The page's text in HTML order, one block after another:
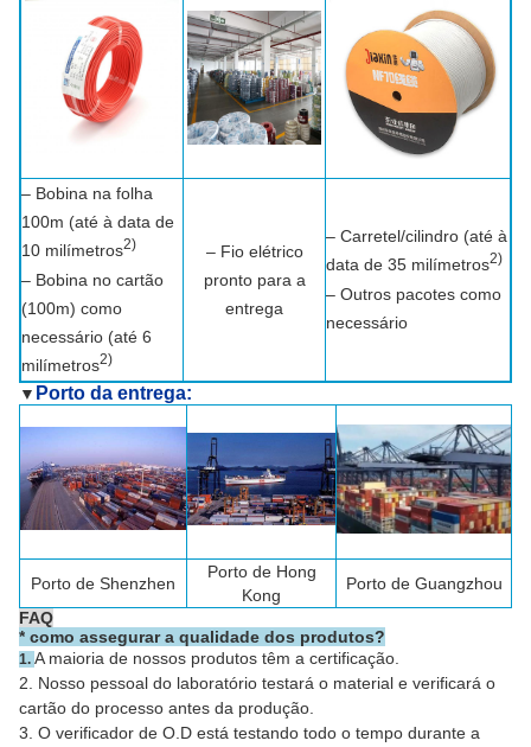
– Bobina na folha
100m (até à data de
10 milímetros2)
– Bobina no cartão
(100m) como
necessário (até 6
milímetros2)
– Fio elétrico
pronto para a
entrega
– Carretel/cilindro (até à
data de 35 milímetros2)
– Outros pacotes como
necessário
▼ Porto da entrega:
Porto de Shenzhen
Porto de Hong
Kong
Porto de Guangzhou
FAQ
* como assegurar a qualidade dos produtos?
1. A maioria de nossos produtos têm a certificação.
2. Nosso pessoal do laboratório testará o material e verificará o
cartão do processo antes da produção.
3. O verificador de O.D está testando todo o tempo durante a